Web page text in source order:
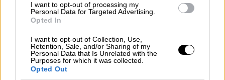
I want to opt-out of processing my
Personal Data for Targeted Advertising.
Opted In
I want to opt-out of Collection, Use,
Retention, Sale, and/or Sharing of my
Personal Data that Is Unrelated with the
Purposes for which it was collected.
Opted Out
του. Ο χρόνος γυρίζει στο καλοκαίρι του
1967.
Διαβάστε περισσότερα μ' ένα
κλικ στο menshouse.gr